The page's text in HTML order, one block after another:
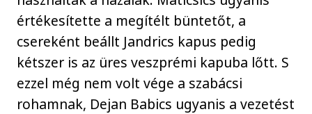
értékesítette a megítélt büntetőt, a
csereként beállt Jandrics kapus pedig
kétszer is az üres veszprémi kapuba lőtt. S
ezzel még nem volt vége a szabácsi
rohamnak, Dejan Babics ugyanis a vezetést